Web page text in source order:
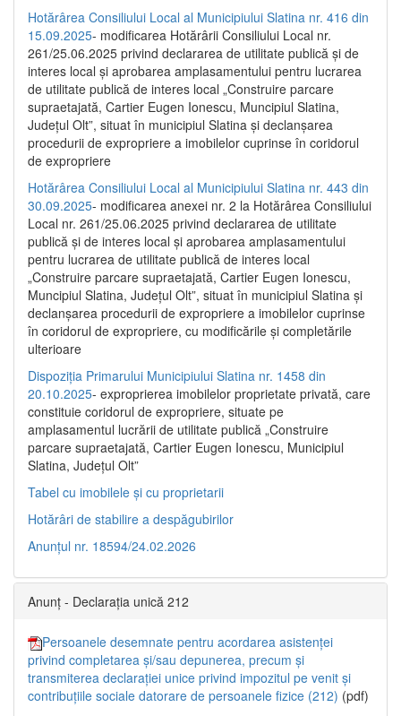
Hotărârea Consiliului Local al Municipiului Slatina nr. 416 din
15.09.2025- modificarea Hotărârii Consiliului Local nr.
261/25.06.2025 privind declararea de utilitate publică și de
interes local și aprobarea amplasamentului pentru lucrarea
de utilitate publică de interes local „Construire parcare
supraetajată, Cartier Eugen Ionescu, Muncipiul Slatina,
Județul Olt”, situat în municipiul Slatina și declanșarea
procedurii de expropriere a imobilelor cuprinse în coridorul
de expropriere
Hotărârea Consiliului Local al Municipiului Slatina nr. 443 din
30.09.2025- modificarea anexei nr. 2 la Hotărârea Consiliului
Local nr. 261/25.06.2025 privind declararea de utilitate
publică şi de interes local şi aprobarea amplasamentului
pentru lucrarea de utilitate publică de interes local
„Construire parcare supraetajată, Cartier Eugen Ionescu,
Muncipiul Slatina, Judeţul Olt”, situat în municipiul Slatina şi
declanşarea procedurii de expropriere a imobilelor cuprinse
în coridorul de expropriere, cu modificările şi completările
ulterioare
Dispoziția Primarului Municipiului Slatina nr. 1458 din
20.10.2025- exproprierea imobilelor proprietate privată, care
constituie coridorul de expropriere, situate pe
amplasamentul lucrării de utilitate publică „Construire
parcare supraetajată, Cartier Eugen Ionescu, Municipiul
Slatina, Județul Olt”
Tabel cu imobilele și cu proprietarii
Hotărâri de stabilire a despăgubirilor
Anunțul nr. 18594/24.02.2026
Anunț - Declarația unică 212
Persoanele desemnate pentru acordarea asistenței
privind completarea și/sau depunerea, precum și
transmiterea declarației unice privind impozitul pe venit și
contribuțiile sociale datorare de persoanele fizice (212) (pdf)